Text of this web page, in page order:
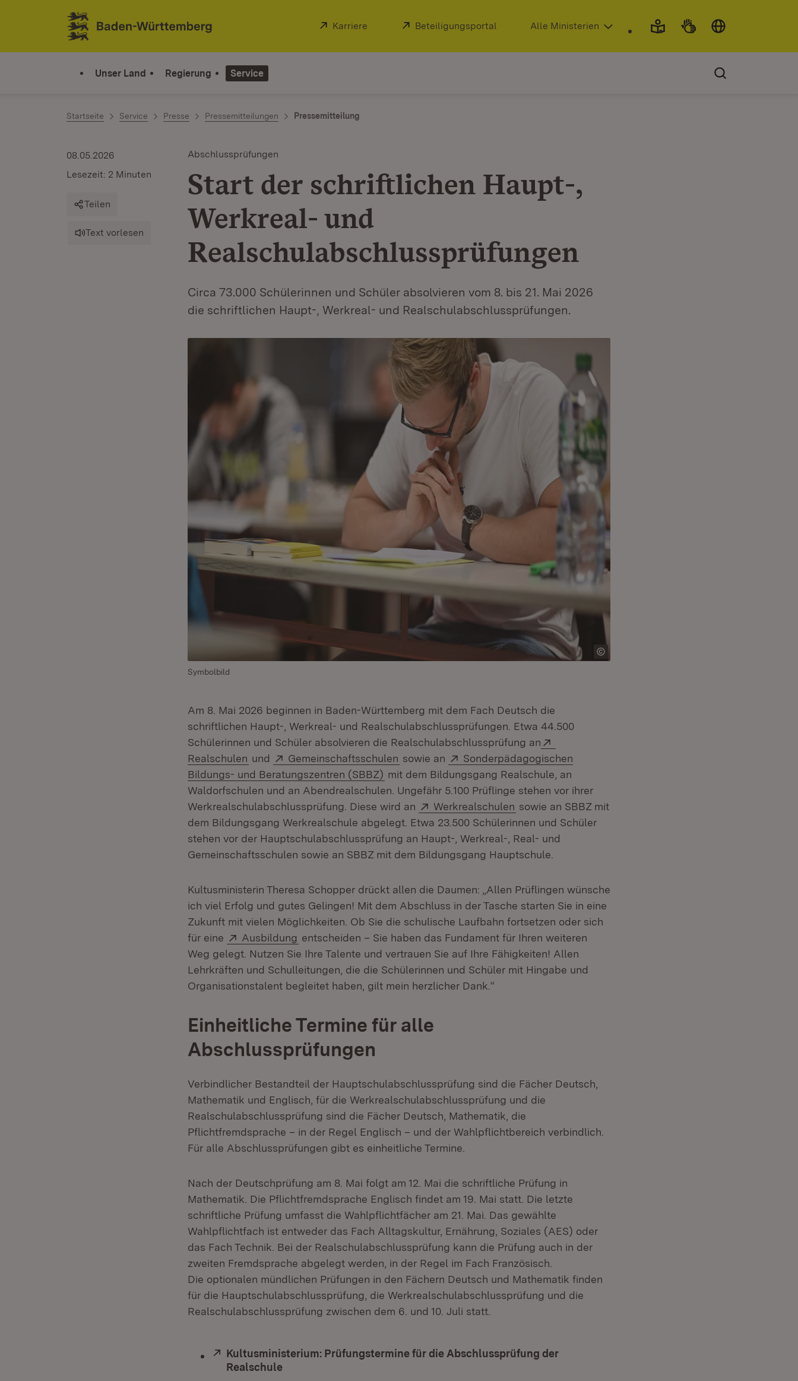
Zum Inhalt springen
Link zur Startseite
Extern:
Karriere (Öffnet in neuem Fenster)
Extern:
Beteiligungsportal (Öffnet in neuem Fenster)
Alle Ministerien
Unser Land Regierung Service
Startseite Service Presse Pressemitteilungen Pressemitteilung
Abschlussprüfungen
Start der schriftlichen Haupt-,
Werkreal- und
Realschulabschlussprüfungen
Circa 73.000 Schülerinnen und Schüler absolvieren vom 8. bis 21. Mai 2026
die schriftlichen Haupt-, Werkreal- und Realschulabschlussprüfungen.
08.05.2026
Lesezeit: 2 Minuten
Teilen
Text vorlesen
Symbolbild
Am 8. Mai 2026 beginnen in Baden-Württemberg mit dem Fach Deutsch die
schriftlichen Haupt-, Werkreal- und Realschulabschlussprüfungen. Etwa 44.500
Schülerinnen und Schüler absolvieren die Realschulabschlussprüfung an
Realschulen (Öffnet in neuem Fenster)
und Extern:
Gemeinschaftsschulen (Öffnet in neuem Fenster)
sowie an Extern:
Sonderpädagogischen
Bildungs- und Beratungszentren (SBBZ) (Öffnet in neuem Fenster)
mit dem Bildungsgang Realschule, an
Waldorfschulen und an Abendrealschulen. Ungefähr 5.100 Prüflinge stehen vor ihrer
Werkrealschulabschlussprüfung. Diese wird an
Extern:
Werkrealschulen (Öffnet in neuem Fenster)
sowie an SBBZ mit
dem Bildungsgang Werkrealschule abgelegt. Etwa 23.500 Schülerinnen und Schüler
stehen vor der Hauptschulabschlussprüfung an Haupt-, Werkreal-, Real- und
Gemeinschaftsschulen sowie an SBBZ mit dem Bildungsgang Hauptschule.
Kultusministerin Theresa Schopper drückt allen die Daumen: „Allen Prüflingen wünsche
ich viel Erfolg und gutes Gelingen! Mit dem Abschluss in der Tasche starten Sie in eine
Zukunft mit vielen Möglichkeiten. Ob Sie die schulische Laufbahn fortsetzen oder sich
für eine
Extern:
Ausbildung (Öffnet in neuem Fenster)
entscheiden – Sie haben das Fundament für Ihren weiteren
Weg gelegt. Nutzen Sie Ihre Talente und vertrauen Sie auf Ihre Fähigkeiten! Allen
Lehrkräften und Schulleitungen, die die Schülerinnen und Schüler mit Hingabe und
Organisationstalent begleitet haben, gilt mein herzlicher Dank.“
Einheitliche Termine für alle
Abschlussprüfungen
Verbindlicher Bestandteil der Hauptschulabschlussprüfung sind die Fächer Deutsch,
Mathematik und Englisch, für die Werkrealschulabschlussprüfung und die
Realschulabschlussprüfung sind die Fächer Deutsch, Mathematik, die
Pflichtfremdsprache – in der Regel Englisch – und der Wahlpflichtbereich verbindlich.
Für alle Abschlussprüfungen gibt es einheitliche Termine.
Nach der Deutschprüfung am 8. Mai folgt am 12. Mai die schriftliche Prüfung in
Mathematik. Die Pflichtfremdsprache Englisch findet am 19. Mai statt. Die letzte
schriftliche Prüfung umfasst die Wahlpflichtfächer am 21. Mai. Das gewählte
Wahlpflichtfach ist entweder das Fach Alltagskultur, Ernährung, Soziales (AES) oder
das Fach Technik. Bei der Realschulabschlussprüfung kann die Prüfung auch in der
zweiten Fremdsprache abgelegt werden, in der Regel im Fach Französisch.
Die optionalen mündlichen Prüfungen in den Fächern Deutsch und Mathematik finden
für die Hauptschulabschlussprüfung, die Werkrealschulabschlussprüfung und die
Realschulabschlussprüfung zwischen dem 6. und 10. Juli statt.
Extern:
Kultusministerium: Prüfungstermine für die Abschlussprüfung der
Realschule